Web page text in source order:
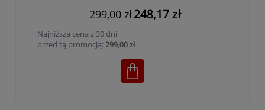
299,00 zł248,17 zł
Najniższa cena z 30 dni
przed tą promocją:299,00 zł